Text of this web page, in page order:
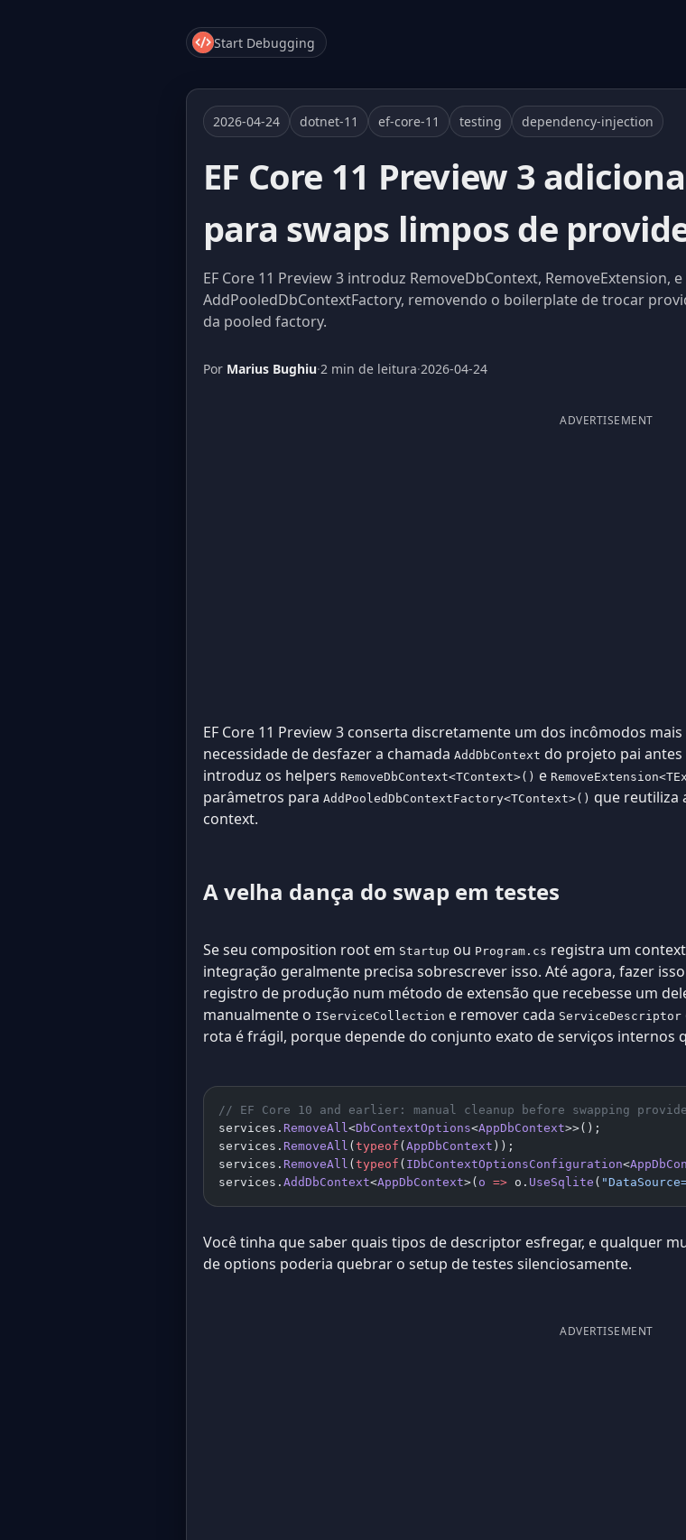
Start Debugging
2026-04-24 dotnet-11 ef-core-11 testing dependency-injection
EF Core 11 Preview 3
para swaps limpos de
EF Core 11 Preview 3 introduz RemoveDbContext, RemoveExtension,
AddPooledDbContextFactory, removendo o boilerplate de trocar
da pooled factory.
Por Marius Bughiu·2 min de leitura·2026-04-24
ADVERTISEMENT
EF Core 11 Preview 3 conserta discretamente um dos incômodos
necessidade de desfazer a chamada AddDbContext do projeto pai
introduz os helpers RemoveDbContext<TContext>() e
parâmetros para AddPooledDbContextFactory<TContext>() que reutiliza
context.
A velha dança do swap em testes
Se seu composition root em Startup ou Program.cs registra um
integração geralmente precisa sobrescrever isso. Até agora, fazer
registro de produção num método de extensão que recebesse um
manualmente o IServiceCollection e remover cada ServiceDescriptor
rota é frágil, porque depende do conjunto exato de serviços internos
// EF Core 10 and earlier: manual cleanup before swapping
services. RemoveAll <DbContextOptions<AppDbContext>>();
services. RemoveAll ( typeof ( AppDbContext ));
services. RemoveAll ( typeof ( IDbContextOptionsConfiguration<
services. AddDbContext<AppDbContext>( o => o. UseSqlite (
Você tinha que saber quais tipos de descriptor esfregar, e qualquer
de options poderia quebrar o setup de testes silenciosamente.
ADVERTISEMENT